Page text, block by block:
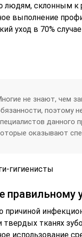
людям, склонным к
выполнение
уход в 70%
не знают, чем
поэтому
данного
оказывают
гигиенисты
правильному
причиной
твердых тканях
использование